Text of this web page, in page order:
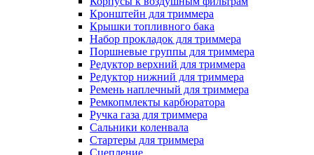
Кронштейн для триммера
Крышки топливного бака
Набор прокладок для триммера
Поршневые группы для триммера
Редуктор верхний для триммера
Редуктор нижний для триммера
Ремень наплечный для триммера
Ремкопмлекты карбюратора
Ручка газа для триммера
Сальники коленвала
Стартеры для триммера